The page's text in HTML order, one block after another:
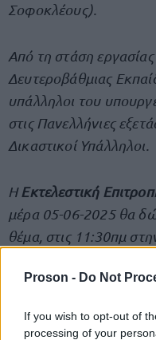
Proson - Do Not
If you wish to opt-out of
processing of your
Σοφοκλέους).
Από τη στάση εργασίας
Δευτεροβάθμιας
υπάλληλοι του
στις Πανελλήνιες
Δικαστικοί Υπάλληλοι.
ΗΕκτελεστική
μέρα 05-06-2025 θα
θέμα, στις 11:30πμ
ολόκληρης της χώρας